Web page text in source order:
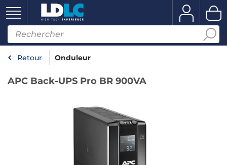
Retour Onduleur
APC Back-UPS Pro BR 900VA